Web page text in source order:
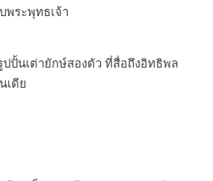
พระพุทธเจ้า
ปั้นเต่ายักษ์สองตัว ที่สื่อถึงอิทธิพล
เดีย